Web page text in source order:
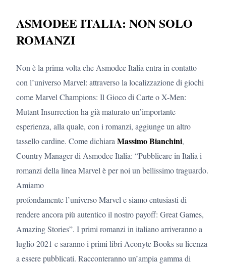
ASMODEE ITALIA: NON SOLO
ROMANZI
Non è la prima volta che Asmodee Italia entra in contatto
con l’universo Marvel: attraverso la localizzazione di giochi
come Marvel Champions: Il Gioco di Carte o X-Men:
Mutant Insurrection ha già maturato un’importante
esperienza, alla quale, con i romanzi, aggiunge un altro
tassello cardine. Come dichiara Massimo Bianchini,
Country Manager di Asmodee Italia: “Pubblicare in Italia i
romanzi della linea Marvel è per noi un bellissimo traguardo.
Amiamo
profondamente l’universo Marvel e siamo entusiasti di
rendere ancora più autentico il nostro payoff: Great Games,
Amazing Stories”. I primi romanzi in italiano arriveranno a
luglio 2021 e saranno i primi libri Aconyte Books su licenza
a essere pubblicati. Racconteranno un’ampia gamma di